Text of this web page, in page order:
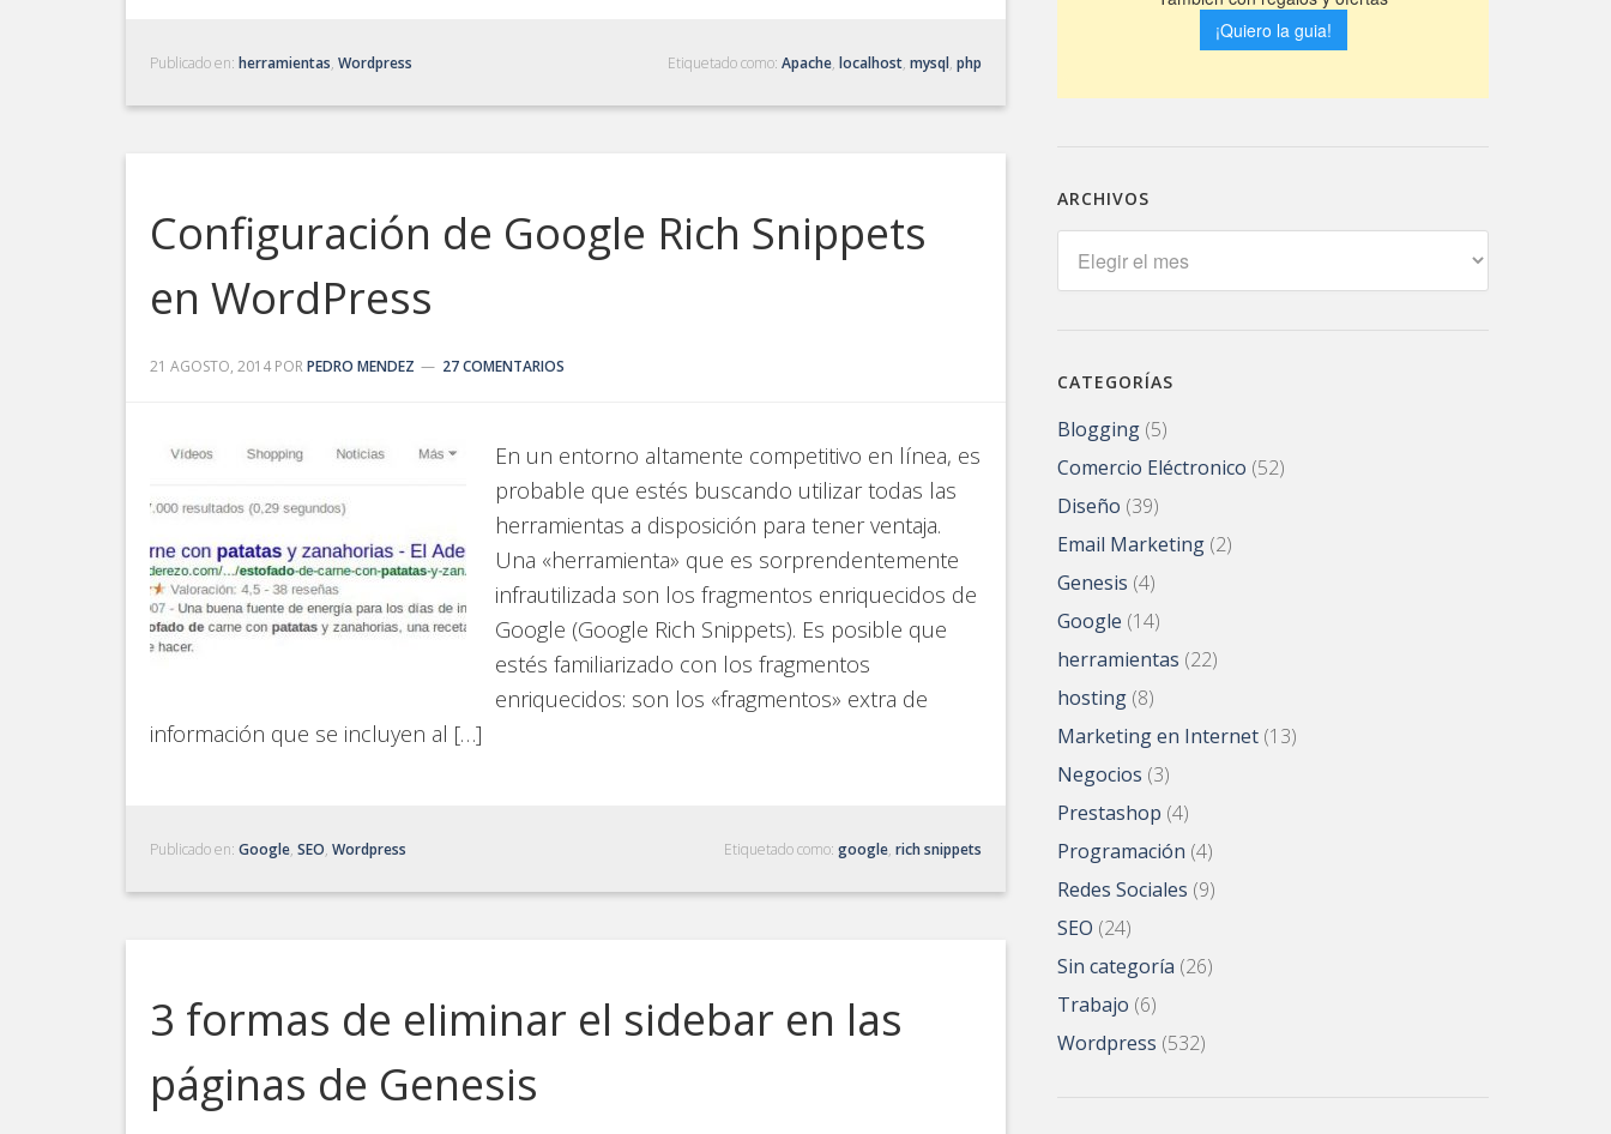
Publicado en: herramientas, Wordpress Etiquetado como: Apache, localhost, mysql, php
Configuración de Google Rich Snippets
en WordPress
21 AGOSTO, 2014 PORPEDRO MENDEZ 27 COMENTARIOS
En un entorno altamente competitivo en línea, es
probable que estés buscando utilizar todas las
herramientas a disposición para tener ventaja.
Una «herramienta» que es sorprendentemente
infrautilizada son los fragmentos enriquecidos de
Google (Google Rich Snippets). Es posible que
estés familiarizado con los fragmentos
enriquecidos: son los «fragmentos» extra de
información que se incluyen al […]
Publicado en: Google, SEO, Wordpress Etiquetado como: google, rich snippets
3 formas de eliminar el sidebar en las
páginas de Genesis
ARCHIVOS
CATEGORÍAS
Blogging (5)
Comercio Eléctronico (52)
Diseño (39)
Email Marketing (2)
Genesis (4)
Google (14)
herramientas (22)
hosting (8)
Marketing en Internet (13)
Negocios (3)
Prestashop (4)
Programación (4)
Redes Sociales (9)
SEO (24)
Sin categoría (26)
Trabajo (6)
Wordpress (532)